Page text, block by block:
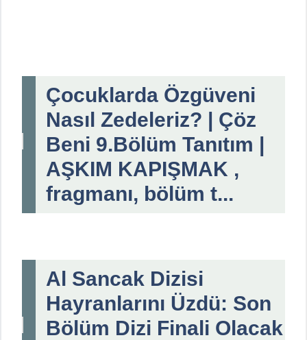
Çocuklarda Özgüveni
Nasıl Zedeleriz? | Çöz
Beni 9.Bölüm Tanıtım |
AŞKIM KAPIŞMAK ,
fragmanı, bölüm t...
Al Sancak Dizisi
Hayranlarını Üzdü: Son
Bölüm Dizi Finali Olacak